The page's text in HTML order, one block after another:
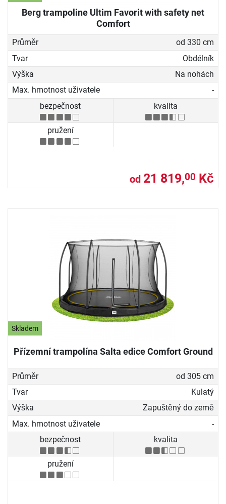
Berg trampoline Ultim Favorit with safety net
Comfort
Průměr
od 330 cm
Tvar
Obdélník
Výška
Na nohách
Max. hmotnost uživatele
-
bezpečnost
kvalita
pružení
od 21 819,00 Kč
Skladem
Přízemní trampolína Salta edice Comfort Ground
Průměr
od 305 cm
Tvar
Kulatý
Výška
Zapuštěný do země
Max. hmotnost uživatele
-
bezpečnost
kvalita
pružení